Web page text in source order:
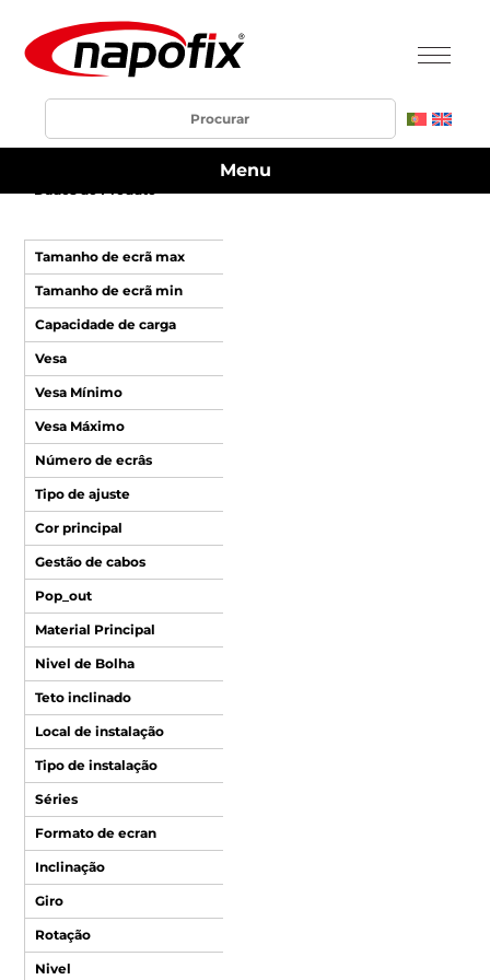
Menu
Nenhum ID de produto foi fornecido na URL.
Dados do Produto
Tamanho de ecrã max
Tamanho de ecrã min
Capacidade de carga
Vesa
Vesa Mínimo
Vesa Máximo
Número de ecrâs
Tipo de ajuste
Cor principal
Gestão de cabos
Pop_out
Material Principal
Nivel de Bolha
Teto inclinado
Local de instalação
Tipo de instalação
Séries
Formato de ecran
Inclinação
Giro
Rotação
Nivel